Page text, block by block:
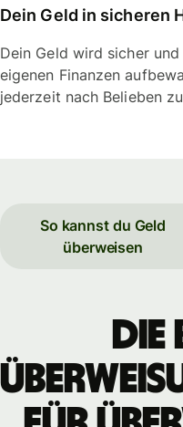
Dein Geld in sicheren
Dein Geld wird sicher
eigenen Finanzen
jederzeit nach Belieben
So kannst du Geld
überweisen
Die